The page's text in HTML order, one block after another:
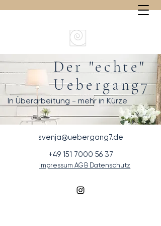
Der "echte"
Uebergang7
In Überarbeitung - mehr in Kürze
svenja@uebergang7.de
+49 151 7000 56 37
Impressum AGB Datenschutz